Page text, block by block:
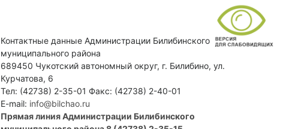
Контактные данные Администрации Билибинского
муниципального района
689450 Чукотский автономный округ, г. Билибино, ул.
Курчатова, 6
Тел: (42738) 2-35-01 Факс: (42738) 2-40-01
E-mail: info@bilchao.ru
Прямая линия Администрации Билибинского